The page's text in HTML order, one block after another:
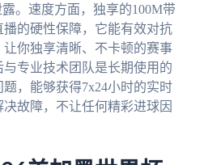
。速度方面，独享的100M带
的硬性保障，它能有效对抗
你独享清晰、不卡顿的赛事
专业技术团队是长期使用的
，能够获得7x24小时的实时
故障，不让任何精彩进球因